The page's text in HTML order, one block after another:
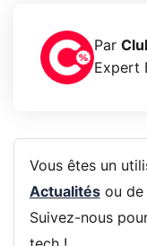
Par
Expert
Vous êtes un
Actualitésou de
Suivez-nous